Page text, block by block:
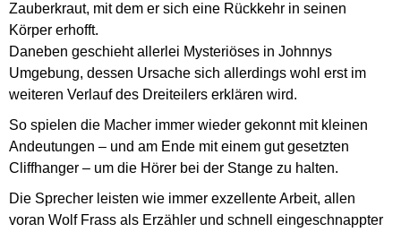
Zauberkraut, mit dem er sich eine Rückkehr in seinen
Körper erhofft.
Daneben geschieht allerlei Mysteriöses in Johnnys
Umgebung, dessen Ursache sich allerdings wohl erst im
weiteren Verlauf des Dreiteilers erklären wird.
So spielen die Macher immer wieder gekonnt mit kleinen
Andeutungen – und am Ende mit einem gut gesetzten
Cliffhanger – um die Hörer bei der Stange zu halten.
Die Sprecher leisten wie immer exzellente Arbeit, allen
voran Wolf Frass als Erzähler und schnell eingeschnappter